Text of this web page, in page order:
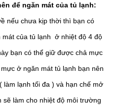
để ngăn mát của tủ lạnh:
nếu chưa kịp thời thì bạn có
của tủ lạnh ở nhiệt độ 4 độ
bạn có thể giữ được chả mực
ở ngăn mát tủ lạnh bạn nên
làm lạnh tối đa ) và hạn chế mở
sẽ làm cho nhiệt độ môi trường